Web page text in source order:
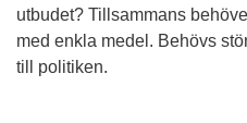
utbudet? Tillsammans
med enkla medel. Behövs
till politiken.